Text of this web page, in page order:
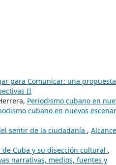
para Comunicar: una propuesta
II
Periodismo cubano en
cubano en nuevos
sentir de la ciudadanía ,
Cuba y su disección cultural ,
narrativas, medios, fuentes y